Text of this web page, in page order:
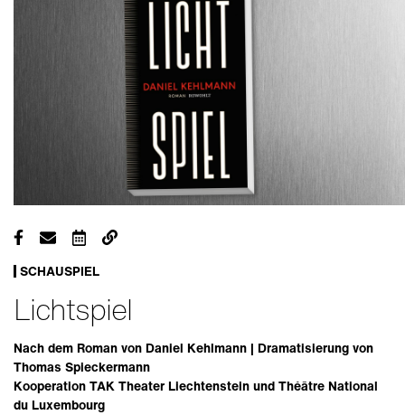
SCHAUSPIEL
Lichtspiel
Nach dem Roman von Daniel Kehlmann | Dramatisierung von
Thomas Spieckermann
Kooperation TAK Theater Liechtenstein und Théâtre National
du Luxembourg